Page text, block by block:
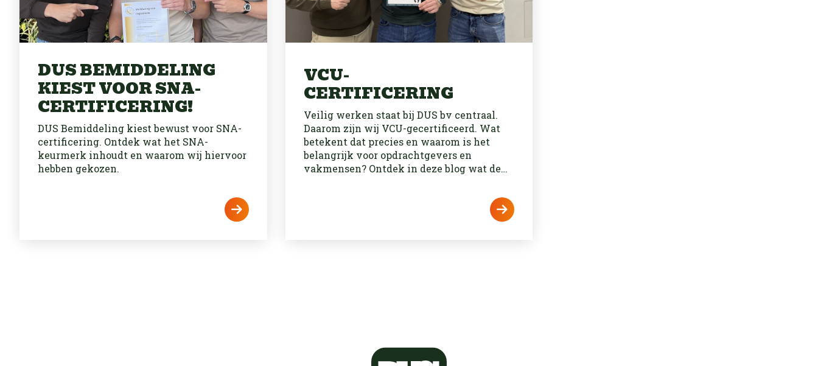
DUS BEMIDDELING
KIEST VOOR SNA-
CERTIFICERING!
DUS Bemiddeling kiest bewust voor SNA-
certificering. Ontdek wat het SNA-
keurmerk inhoudt en waarom wij hiervoor
hebben gekozen.
VCU-
CERTIFICERING
Veilig werken staat bij DUS bv centraal.
Daarom zijn wij VCU-gecertificeerd. Wat
betekent dat precies en waarom is het
belangrijk voor opdrachtgevers en
vakmensen? Ontdek in deze blog wat de